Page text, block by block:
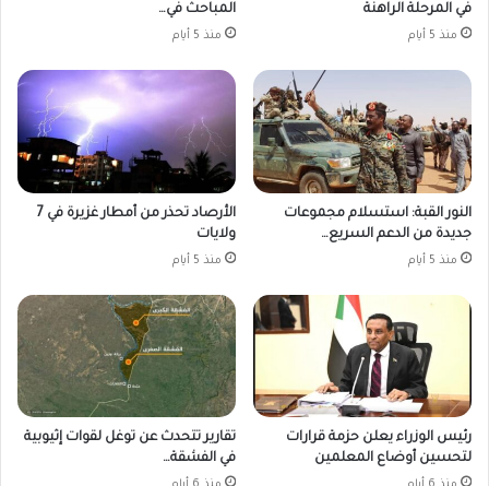
في المرحلة الراهنة
منذ 5 أيام
المباحث في…
منذ 5 أيام
النور القبة: استسلام مجموعات
جديدة من الدعم السريع…
منذ 5 أيام
الأرصاد تحذر من أمطار غزيرة في 7
ولايات
منذ 5 أيام
رئيس الوزراء يعلن حزمة قرارات
لتحسين أوضاع المعلمين
تقارير تتحدث عن توغل لقوات إثيوبية
في الفشقة…